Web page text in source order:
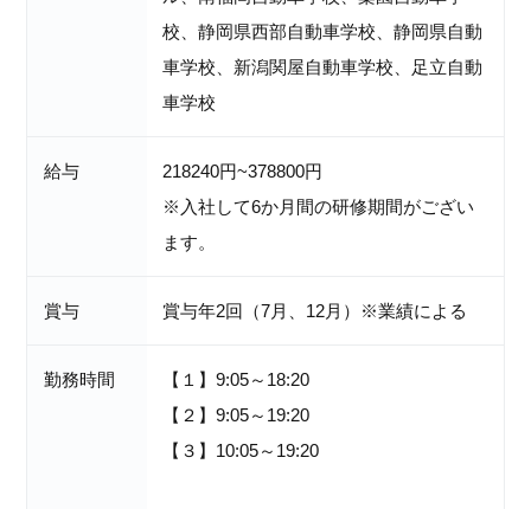
校、静岡県西部自動車学校、静岡県自動
車学校、新潟関屋自動車学校、足立自動
車学校
給与
218240円~378800円
※入社して6か月間の研修期間がござい
ます。
賞与 賞与年2回（7月、12月）※業績による
勤務時間
【１】9:05～18:20
【２】9:05～19:20
【３】10:05～19:20